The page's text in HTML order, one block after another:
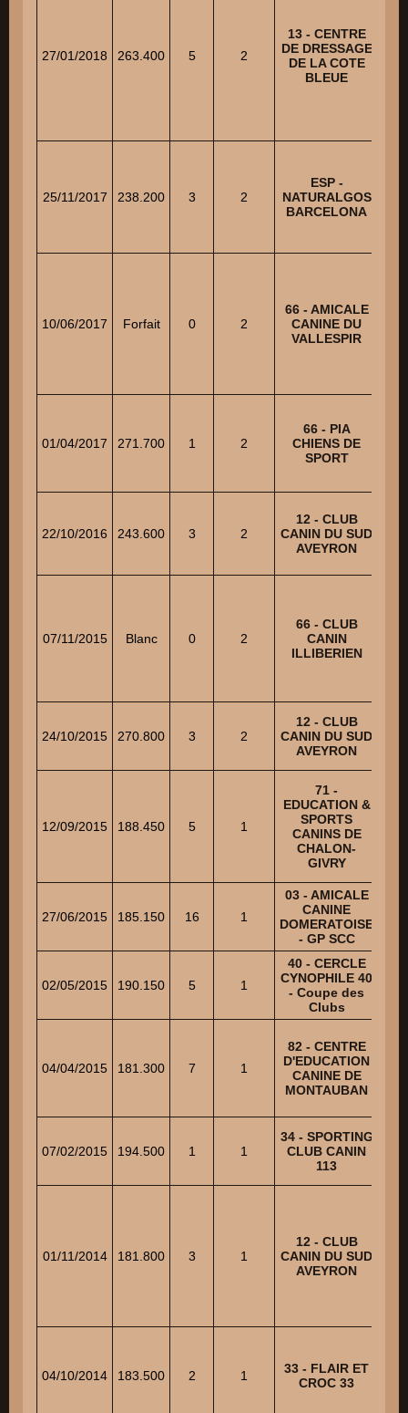
27/01/2018 263.400 5 2
13 - CENTRE
DE DRESSAGE
DE LA COTE
BLEUE
25/11/2017 238.200 3 2
ESP -
NATURALGOS
BARCELONA
10/06/2017 Forfait 0 2
66 - AMICALE
CANINE DU
VALLESPIR
01/04/2017 271.700 1 2
66 - PIA
CHIENS DE
SPORT
22/10/2016 243.600 3 2
12 - CLUB
CANIN DU SUD
AVEYRON
07/11/2015 Blanc 0 2
66 - CLUB
CANIN
ILLIBERIEN
24/10/2015 270.800 3 2
12 - CLUB
CANIN DU SUD
AVEYRON
12/09/2015 188.450 5 1
71 -
EDUCATION &
SPORTS
CANINS DE
CHALON-
GIVRY
27/06/2015 185.150 16 1
03 - AMICALE
CANINE
DOMERATOISE
- GP SCC
02/05/2015 190.150 5 1
40 - CERCLE
CYNOPHILE 40
- Coupe des
Clubs
04/04/2015 181.300 7 1
82 - CENTRE
D'EDUCATION
CANINE DE
MONTAUBAN
07/02/2015 194.500 1 1
34 - SPORTING
CLUB CANIN
113
01/11/2014 181.800 3 1
12 - CLUB
CANIN DU SUD
AVEYRON
04/10/2014 183.500 2 1
33 - FLAIR ET
CROC 33